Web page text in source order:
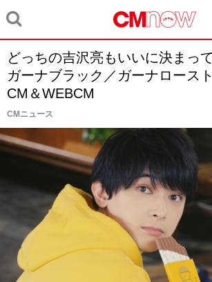
どっちの吉沢亮もいいに決まっ
ガーナブラック／ガーナロース
CM＆WEBCM
CMニュース